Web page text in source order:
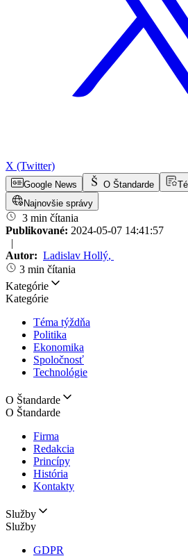
X (Twitter)
Google News O Štandarde
Najnovšie správy
3 min čítania
Publikované: 2024-05-07 14:41:57
|
Autor: Ladislav Hollý,
3 min čítania
Kategórie
Kategórie
Téma týždňa
Politika
Ekonomika
Spoločnosť
Technológie
O Štandarde
O Štandarde
Firma
Redakcia
Princípy
História
Kontakty
Služby
Služby
GDPR